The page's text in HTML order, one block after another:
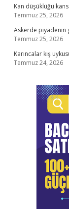
Kan düşüklüğü
Temmuz 25, 2026
Askerde piyadenin
Temmuz 25, 2026
Karıncalar kış
Temmuz 24, 2026